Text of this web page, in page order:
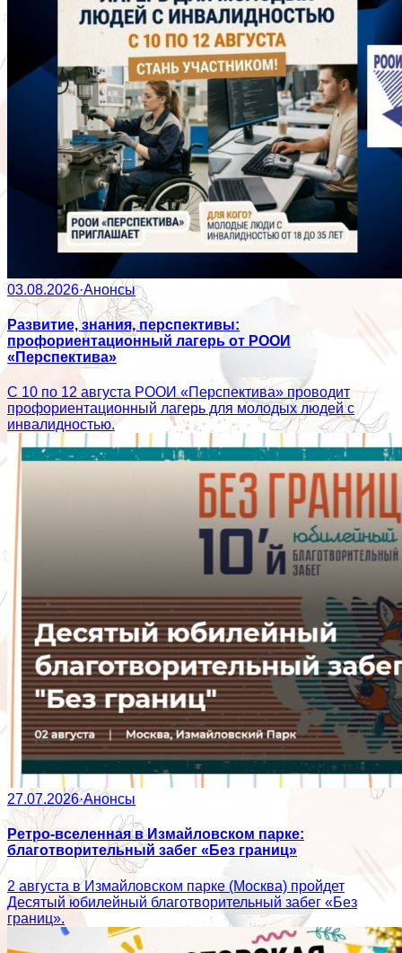
03.08.2026·Анонсы
Развитие, знания, перспективы:
профориентационный лагерь от РООИ
«Перспектива»
С 10 по 12 августа РООИ «Перспектива» проводит
профориентационный лагерь для молодых людей с
инвалидностью.
27.07.2026·Анонсы
Ретро-вселенная в Измайловском парке:
благотворительный забег «Без границ»
2 августа в Измайловском парке (Москва) пройдет
Десятый юбилейный благотворительный забег «Без
границ».